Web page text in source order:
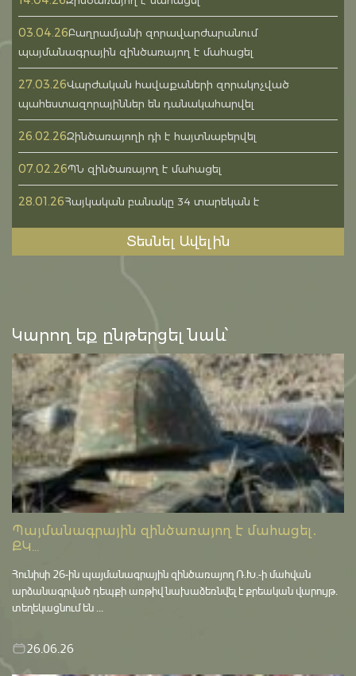
03.04.26Բաղրամյանի զորավարժարանում
պայմանագրային զինծառայող է մահացել
27.03.26Վարժական հավաքաների զորակոչված
պահեստազորայիններ են դանակահարվել
26.02.26Զինծառայողի դի է հայտնաբերվել
07.02.26ՊՆ զինծառայող է մահացել
28.01.26Հայկական բանակը 34 տարեկան է
Տեսնել Ավելին
Կարող եք ընթերցել նաև՝
Պայմանագրային զինծառայող է մահացել․
ՔԿ...
Հունիսի 26-ին պայմանագրային զինծառայող Ռ.Խ.-ի մահվան
արձանագրված դեպքի առթիվ նախաձեռնվել է քրեական վարույթ․
տեղեկացնում են ...
26.06.26